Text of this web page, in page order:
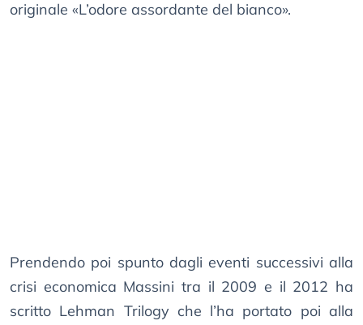
originale «L’odore assordante del bianco».
Prendendo poi spunto dagli eventi successivi alla
crisi economica Massini tra il 2009 e il 2012 ha
scritto Lehman Trilogy che l’ha portato poi alla